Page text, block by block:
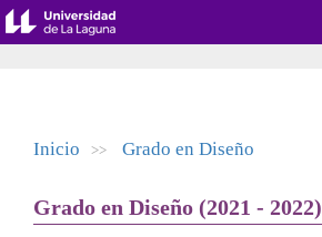
Inicio >> Grado en Diseño
Grado en Diseño (2021 - 2022)